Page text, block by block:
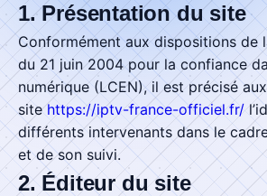
Telechargement
Blog
Liste des Chaines
1. Présentation du site
Conformément aux dispositions de
du 21 juin 2004 pour la confiance
numérique (LCEN), il est précisé
site https://iptv-france-officiel.fr/
différents intervenants dans le
et de son suivi.
2. Éditeur du site